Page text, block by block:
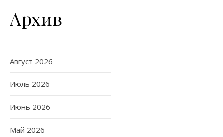
Архив
Август 2026
Июль 2026
Июнь 2026
Май 2026